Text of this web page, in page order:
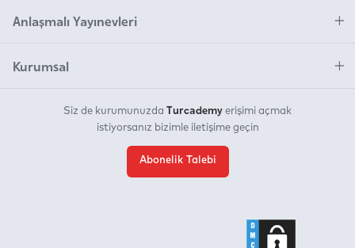
Anlaşmalı Yayınevleri
Kurumsal
Siz de kurumunuzda Turcademy erişimi açmak
istiyorsanız bizimle iletişime geçin
Abonelik Talebi